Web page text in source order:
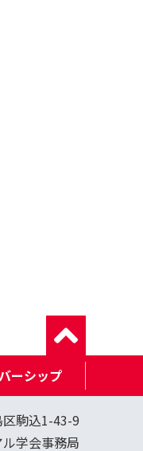
ーシップ
駒込1-43-9
学会事務局